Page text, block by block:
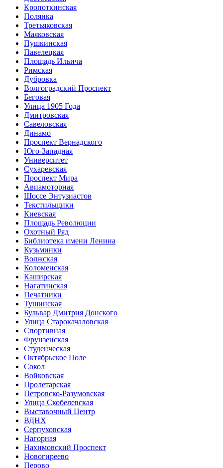
Кропоткинская
Полянка
Третьяковская
Маяковская
Пушкинская
Павелецкая
Площадь Ильича
Римская
Дубровка
Волгоградский Проспект
Беговая
Улица 1905 Года
Дмитровская
Савеловская
Динамо
Проспект Вернадского
Юго-Западная
Университет
Сухаревская
Проспект Мира
Авиамоторная
Шоссе Энтузиастов
Текстильщики
Киевская
Площадь Революции
Охотный Ряд
Библиотека имени Ленина
Кузьминки
Волжская
Коломенская
Каширская
Нагатинская
Печатники
Тушинская
Бульвар Дмитрия Донского
Улица Старокачаловская
Спортивная
Фрунзенская
Студенческая
Октябрьское Поле
Сокол
Войковская
Пролетарская
Петровско-Разумовская
Улица Скобелевская
Выставочный Центр
ВДНХ
Серпуховская
Нагорная
Нахимовский Проспект
Новогиреево
Перово